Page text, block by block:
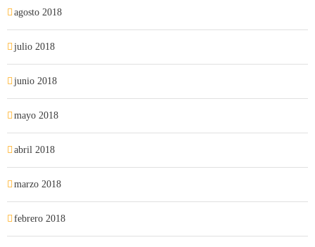
agosto 2018
julio 2018
junio 2018
mayo 2018
abril 2018
marzo 2018
febrero 2018